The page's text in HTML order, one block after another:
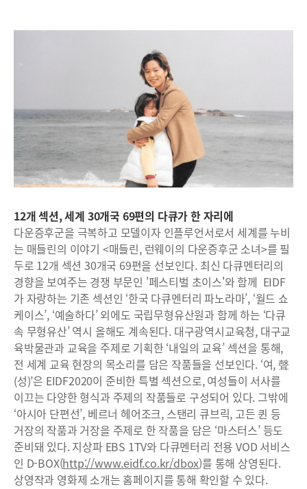
12개 섹션, 세계 30개국 69편의 다큐가 한 자리에
다운증후군을 극복하고 모델이자 인플루언서로서 세계를 누비
는 매들린의 이야기 <매들린, 런웨이의 다운증후군 소녀>를 필
두로 12개 섹션 30개국 69편을 선보인다. 최신 다큐멘터리의
경향을 보여주는 경쟁 부문인 '페스티벌 초이스'와 함께 EIDF
가 자랑하는 기존 섹션인 ‘한국 다큐멘터리 파노라마’, ‘월드 쇼
케이스’, ‘예술하다’ 외에도 국립무형유산원과 함께 하는 ‘다큐
속 무형유산’ 역시 올해도 계속된다. 대구광역시교육청, 대구교
육박물관과 교육을 주제로 기획한 ‘내일의 교육’ 섹션을 통해,
전 세계 교육 현장의 목소리를 담은 작품들을 선보인다. ‘여, 聲
(성)’은 EIDF2020이 준비한 특별 섹션으로, 여성들이 서사를
이끄는 다양한 형식과 주제의 작품들로 구성되어 있다. 그밖에
‘아시아 단편선’, 베르너 헤어조크, 스탠리 큐브릭, 고든 퀸 등
거장의 작품과 거장을 주제로 한 작품을 담은 ‘마스터스’ 등도
준비돼 있다. 지상파 EBS 1TV와 다큐멘터리 전용 VOD 서비스
인 D-BOX(http://www.eidf.co.kr/dbox)를 통해 상영된다.
상영작과 영화제 소개는 홈페이지를 통해 확인할 수 있다.